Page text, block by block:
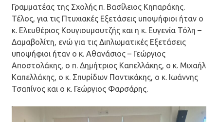
Γραμματέας της Σχολής π. Βασίλειος Κηπαράκης.
Τέλος, για τις Πτυχιακές Εξετάσεις υποψήφιοι ήταν ο
κ. Ελευθέριος Κουγιουμουτζής και η κ. Ευγενία Τόλη –
Δαμαβολίτη, ενώ για τις Διπλωματικές Εξετάσεις
υποψήφιοι ήταν ο κ. Αθανάσιος – Γεώργιος
Αποστολάκης, ο π. Δημήτριος Καπελλάκης, ο κ. Μιχαήλ
Καπελλάκης, ο κ. Σπυρίδων Ποντικάκης, ο κ. Ιωάννης
Τσαπίνος και ο κ. Γεώργιος Φαρσάρης.